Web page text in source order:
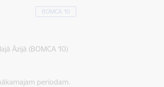
BOMCA 10
Āzijā (BOMCA 10)
periodam.